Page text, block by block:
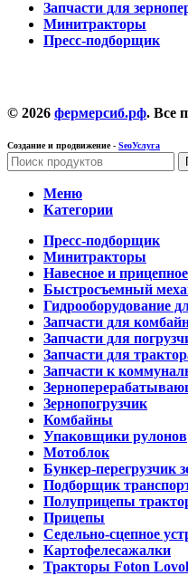
Запчасти для
Минитракторы
Пресс-подборщик
© 2026 фермерсиб.рф. Все
Создание и продвижение - SeoУслуга
Меню
Категории
Пресс-подборщик
Минитракторы
Навесное и
Быстросъемный
Гидрооборудование
Запчасти для
Запчасти для
Запчасти для
Запчасти к
Зернопогрузчик
Комбайны
Упаковщики рулонов
Мотоблок
Бункер-перегрузчик
Подборщик
Полуприцепы
Прицепы
Седельно-сцепное
Картофелесажалки
Тракторы Foton Lovol